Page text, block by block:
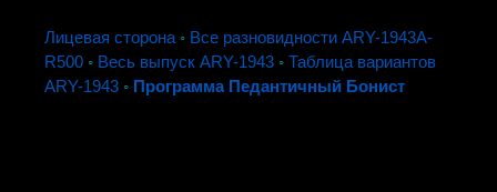
Лицевая сторона◦ Все разновидности ARY-1943A-
R500 ◦ Весь выпуск ARY-1943 ◦ Таблица вариантов
ARY-1943 ◦ Программа Педантичный Бонист